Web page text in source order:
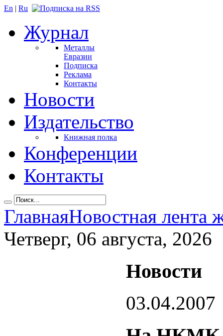
En | Ru
Журнал
Металлы
Евразии
Подписка
Реклама
Контакты
Новости
Издательство
Книжная полка
Конференции
Контакты
ГлавнаяНовостная лента
Четверг, 06 августа, 2026
Новости
03.04.2007